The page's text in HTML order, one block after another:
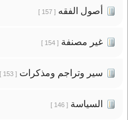
أصول الفقه[ 157 ]
غير مصنفة[ 154 ]
سير وتراجم ومذكرات[ 153 ]
السياسة[ 146 ]